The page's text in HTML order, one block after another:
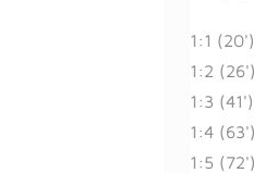
1:1 (20')
1:2 (26')
1:3 (41')
1:4 (63')
1:5 (72')